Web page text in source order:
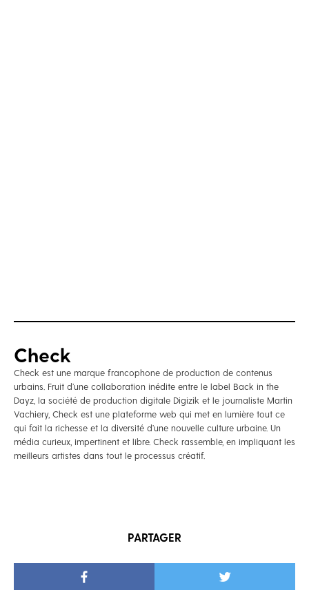
Check
Check est une marque francophone de production de contenus
urbains. Fruit d’une collaboration inédite entre le label Back in the
Dayz, la société de production digitale Digizik et le journaliste Martin
Vachiery, Check est une plateforme web qui met en lumière tout ce
qui fait la richesse et la diversité d’une nouvelle culture urbaine. Un
média curieux, impertinent et libre. Check rassemble, en impliquant les
meilleurs artistes dans tout le processus créatif.
PARTAGER